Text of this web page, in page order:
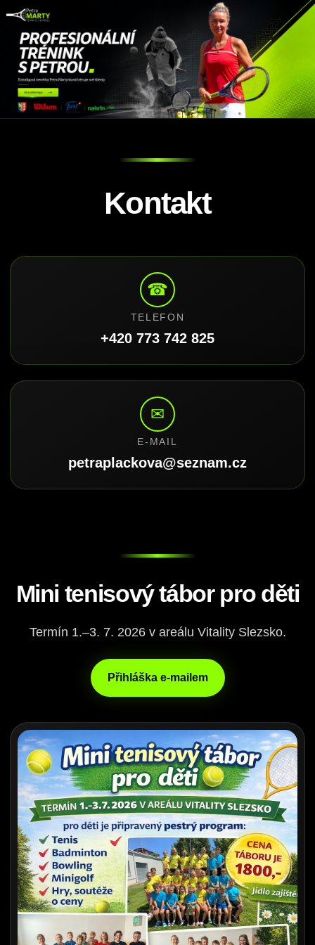
Kontakt
☎
TELEFON
+420 773 742 825
✉
E-MAIL
petraplackova@seznam.cz
Mini tenisový tábor pro děti
Termín 1.–3. 7. 2026 v areálu Vitality Slezsko.
Přihláška e-mailem